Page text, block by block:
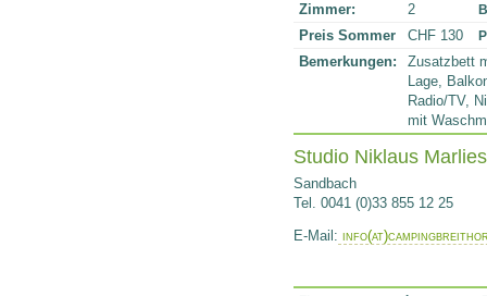
Zimmer: 2
Preis Sommer CHF 130
Bemerkungen:
Zusatzbett
Lage,
Radio/TV,
mit
Studio Niklaus Marlies
Sandbach
Tel. 0041 (0)33 855 12 25
E-Mail: